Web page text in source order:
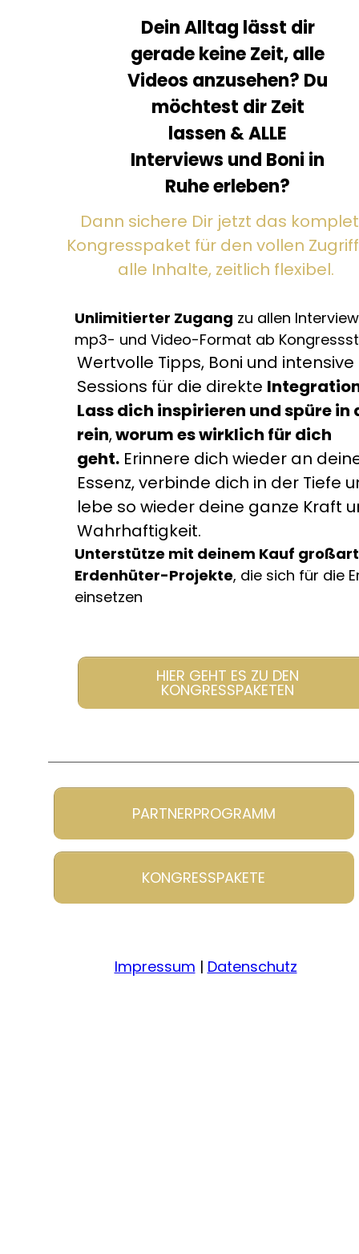
Dein Alltag lässt dir
gerade keine Zeit, alle
Videos anzusehen? Du
möchtest dir Zeit
lassen & ALLE
Interviews und Boni in
Ruhe erleben?
Dann sichere Dir jetzt das
Kongresspaket für den vollen
alle Inhalte, zeitlich flexibel.
Unlimitierter Zugang zu allen
mp3- und Video-Format ab
Wertvolle Tipps, Boni und intensive
Sessions für die direkte
Lass dich inspirieren und spüre in
rein,worum es wirklich für dich
geht. Erinnere dich wieder an
Essenz, verbinde dich in der Tiefe
lebe so wieder deine ganze Kraft
Wahrhaftigkeit.
Unterstütze mit deinem Kauf
Erdenhüter-Projekte, die sich für die
einsetzen
HIER GEHT ES ZU DEN
KONGRESSPAKETEN
PARTNERPROGRAMM
KONGRESSPAKETE
Impressum | Datenschutz